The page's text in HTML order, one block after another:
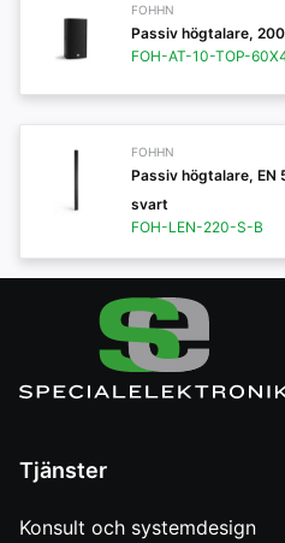
FOHHN
Passiv högtalare,
FOH-AT-10-TOP-
FOHHN
Passiv högtalare, EN
svart
FOH-LEN-220-S-B
Tjänster
Konsult och systemdesign